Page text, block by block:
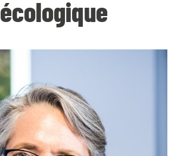
écologique